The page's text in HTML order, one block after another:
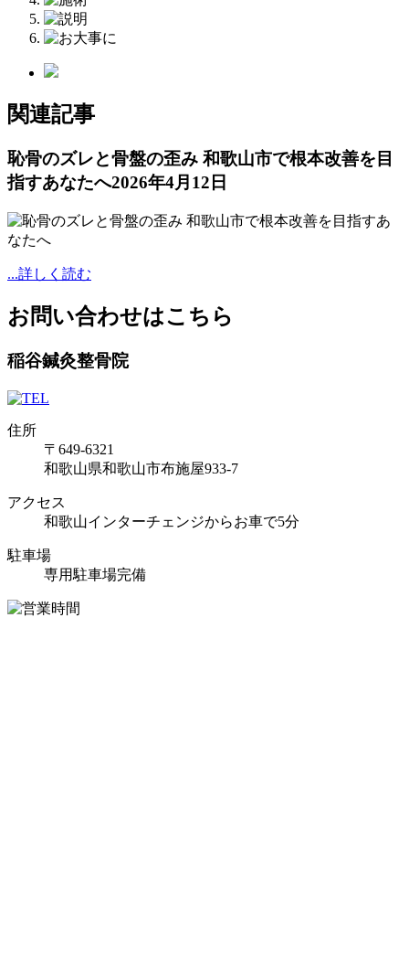
関連記事
恥骨のズレと骨盤の歪み 和歌山市で根本改善を目
指すあなたへ2026年4月12日
...詳しく読む
お問い合わせはこちら
稲谷鍼灸整骨院
住所
〒649-6321
和歌山県和歌山市布施屋933-7
アクセス
和歌山インターチェンジからお車で5分
駐車場
専用駐車場完備